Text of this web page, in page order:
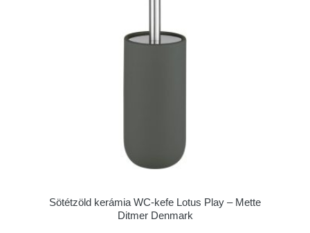
Sötétzöld kerámia WC-kefe Lotus Play – Mette
Ditmer Denmark